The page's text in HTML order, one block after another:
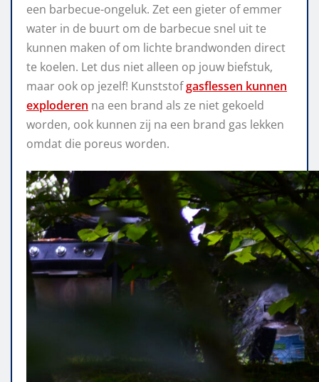
een barbecue-ongeluk. Zet een gieter of emmer
water in de buurt om de barbecue snel uit te
kunnen maken of om lichte brandwonden direct
te koelen. Let dus niet alleen op jouw biefstuk,
maar ook op jezelf! Kunststofgasflessen kunnen
exploderen na een brand als ze niet gekoeld
worden, ook kunnen zij na een brand gas lekken
omdat die poreus worden.